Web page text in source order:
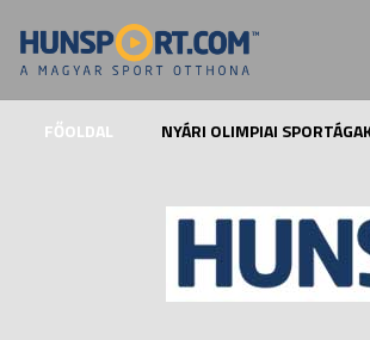
FŐOLDAL NYÁRI OLIMPIAI